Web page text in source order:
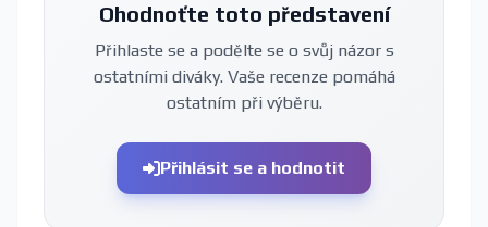
Ohodnoťte toto představení
Přihlaste se a podělte se o svůj názor s
ostatními diváky. Vaše recenze pomáhá
ostatním při výběru.
Přihlásit se a hodnotit